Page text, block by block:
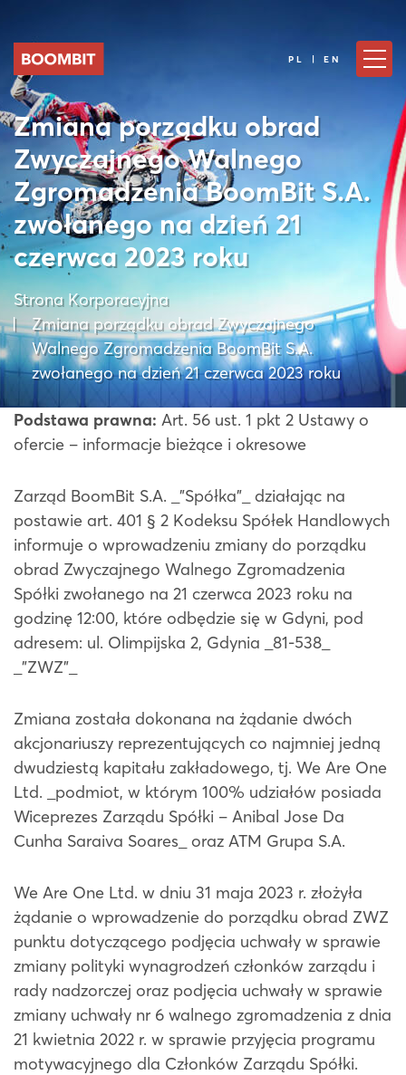
PL | EN
Zmiana porządku obrad
Zwyczajnego Walnego
Zgromadzenia BoomBit S.A.
zwołanego na dzień 21
czerwca 2023 roku
Strona Korporacyjna
Zmiana porządku obrad Zwyczajnego
Walnego Zgromadzenia BoomBit S.A.
zwołanego na dzień 21 czerwca 2023 roku
Podstawa prawna: Art. 56 ust. 1 pkt 2 Ustawy o
ofercie – informacje bieżące i okresowe
Zarząd BoomBit S.A. _”Spółka”_ działając na
postawie art. 401 § 2 Kodeksu Spółek Handlowych
informuje o wprowadzeniu zmiany do porządku
obrad Zwyczajnego Walnego Zgromadzenia
Spółki zwołanego na 21 czerwca 2023 roku na
godzinę 12:00, które odbędzie się w Gdyni, pod
adresem: ul. Olimpijska 2, Gdynia _81-538_
_”ZWZ”_
Zmiana została dokonana na żądanie dwóch
akcjonariuszy reprezentujących co najmniej jedną
dwudziestą kapitału zakładowego, tj. We Are One
Ltd. _podmiot, w którym 100% udziałów posiada
Wiceprezes Zarządu Spółki – Anibal Jose Da
Cunha Saraiva Soares_ oraz ATM Grupa S.A.
We Are One Ltd. w dniu 31 maja 2023 r. złożyła
żądanie o wprowadzenie do porządku obrad ZWZ
punktu dotyczącego podjęcia uchwały w sprawie
zmiany polityki wynagrodzeń członków zarządu i
rady nadzorczej oraz podjęcia uchwały w sprawie
zmiany uchwały nr 6 walnego zgromadzenia z dnia
21 kwietnia 2022 r. w sprawie przyjęcia programu
motywacyjnego dla Członków Zarządu Spółki.